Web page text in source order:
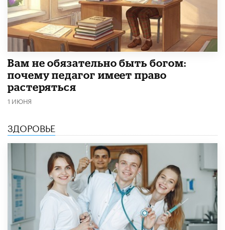
​Вам не обязательно быть богом:
почему педагог имеет право
растеряться
1 ИЮНЯ
ЗДОРОВЬЕ